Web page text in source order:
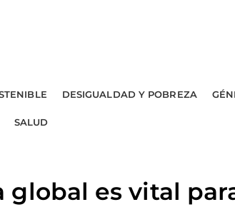
DESIGUALDAD Y POBREZA
SALUD
es vital